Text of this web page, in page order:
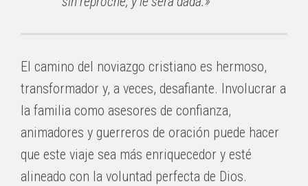
El camino del noviazgo cristiano es hermoso,
transformador y, a veces, desafiante. Involucrar a
la familia como asesores de confianza,
animadores y guerreros de oración puede hacer
que este viaje sea más enriquecedor y esté
alineado con la voluntad perfecta de Dios.